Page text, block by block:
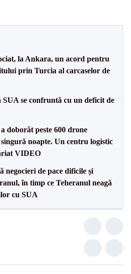
la Ankara, un acord pentru
prin Turcia al carcaselor de
SUA se confruntă cu un deficit de
doborât peste 600 drone
noapte. Un centru logistic
VIDEO
negocieri de pace dificile și
în timp ce Teheranul neagă
cu SUA